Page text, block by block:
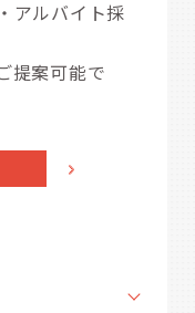
アルバイト採
提案可能で